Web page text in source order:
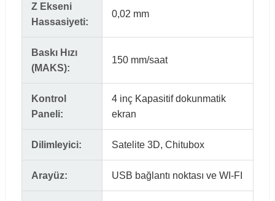
Z Ekseni
Hassasiyeti:
0,02 mm
Baskı Hızı
(MAKS):
150 mm/saat
Kontrol
Paneli:
4 inç Kapasitif dokunmatik
ekran
Dilimleyici: Satelite 3D, Chitubox
Arayüz: USB bağlantı noktası ve WI-FI